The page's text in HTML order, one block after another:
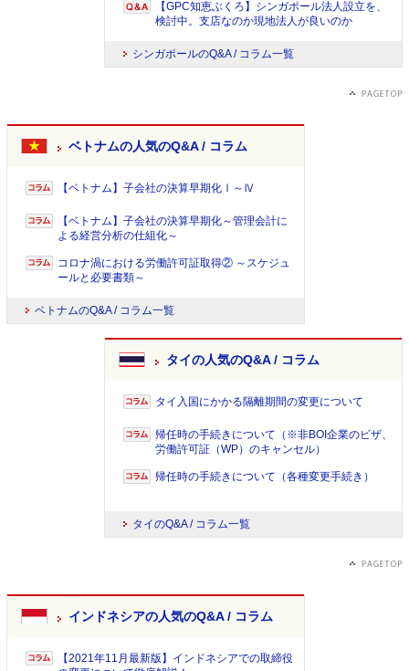
【GPC知恵ぶくろ】シンガポール法人設立を、
検討中。支店なのか現地法人が良いのか
シンガポールのQ&A / コラム一覧
ベトナムの人気のQ&A / コラム
【ベトナム】子会社の決算早期化Ⅰ～Ⅳ
【ベトナム】子会社の決算早期化～管理会計に
よる経営分析の仕組化～
コロナ渦における労働許可証取得② ～スケジュ
ールと必要書類～
ベトナムのQ&A / コラム一覧
タイの人気のQ&A / コラム
タイ入国にかかる隔離期間の変更について
帰任時の手続きについて（※非BOI企業のビザ、
労働許可証（WP）のキャンセル）
帰任時の手続きについて（各種変更手続き）
タイのQ&A / コラム一覧
インドネシアの人気のQ&A / コラム
【2021年11月最新版】インドネシアでの取締役